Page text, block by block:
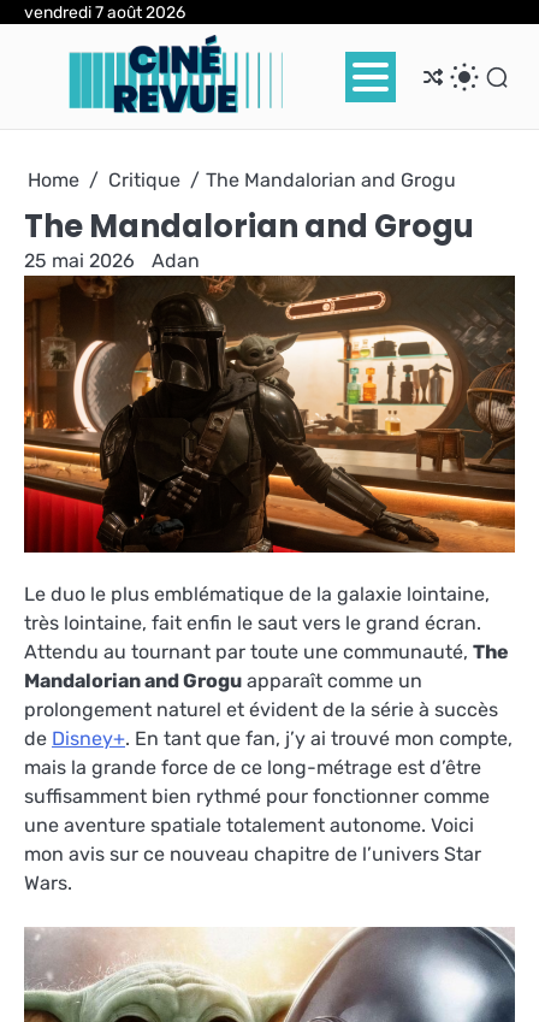
Skipvendredi 7 août 2026
Home Critique The Mandalorian and Grogu
The Mandalorian and Grogu
25 mai 2026 Adan
Le duo le plus emblématique de la galaxie lointaine,
très lointaine, fait enfin le saut vers le grand écran.
Attendu au tournant par toute une communauté, The
Mandalorian and Grogu apparaît comme un
prolongement naturel et évident de la série à succès
de Disney+. En tant que fan, j’y ai trouvé mon compte,
mais la grande force de ce long-métrage est d’être
suffisamment bien rythmé pour fonctionner comme
une aventure spatiale totalement autonome. Voici
mon avis sur ce nouveau chapitre de l’univers Star
Wars.